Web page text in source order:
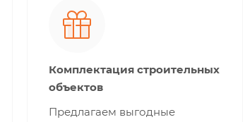
Комплектация строительных
объектов
Предлагаем выгодные